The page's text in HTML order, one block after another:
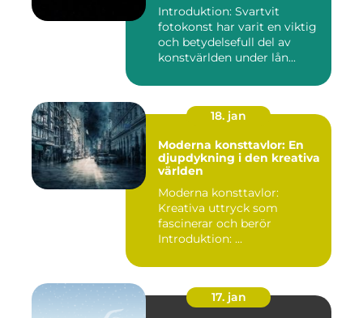
Introduktion: Svartvit
fotokonst har varit en viktig
och betydelsefull del av
konstvärlden under lån...
18. jan
Moderna konsttavlor: En
djupdykning i den kreativa
världen
Moderna konsttavlor:
Kreativa uttryck som
fascinerar och berör
Introduktion: ...
17. jan